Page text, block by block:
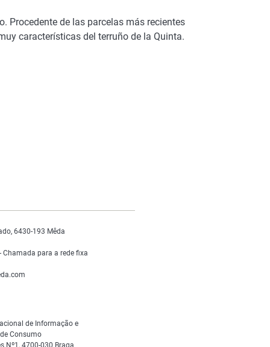
Procedente de las parcelas más recientes
características del terruño de la Quinta.
6430-193 Mêda
para a rede fixa
de Informação e
Consumo
Nº1, 4700-030 Braga